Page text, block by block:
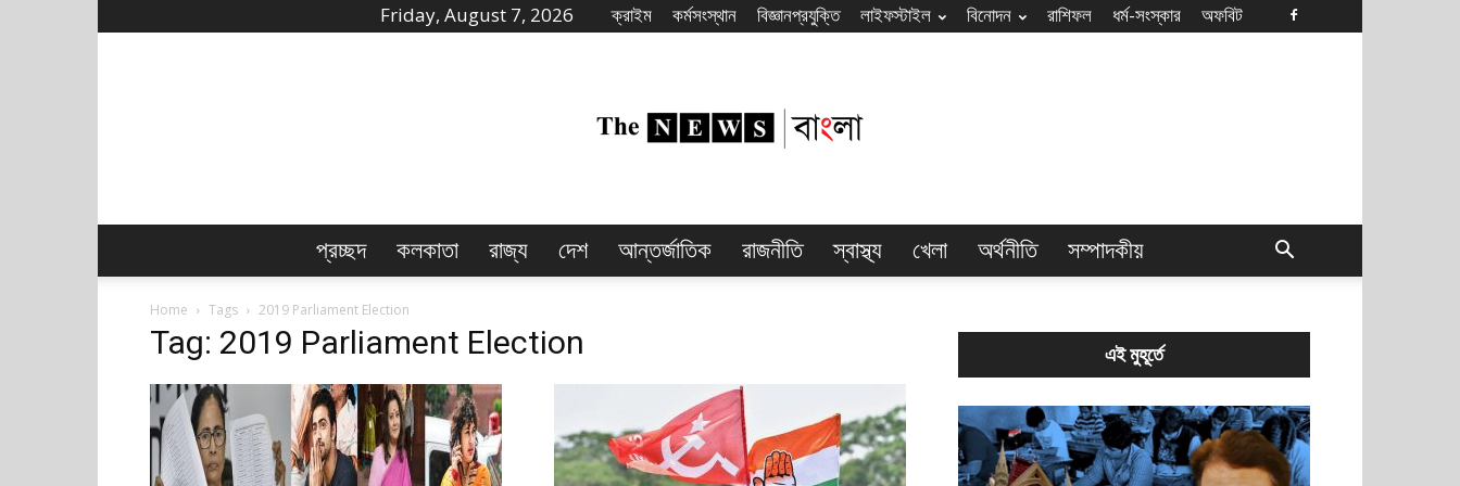
Friday, August 7, 2026 ক্রাইম কর্মসংস্থান বিজ্ঞানপ্রযুক্তি লাইফস্টাইল বিনোদন রাশিফল ধৰ্ম-সংস্কার অফবিট
News
প্রচ্ছদ কলকাতা রাজ্য দেশ আন্তর্জাতিক রাজনীতি স্বাস্থ্য খেলা অর্থনীতি সম্পাদকীয়
Home Tags 2019 Parliament Election
Tag: 2019 Parliament Election এই মুহূর্তে